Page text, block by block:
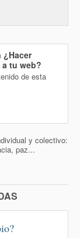
¿Hacer
a tu web?
de esta
y colectivo:
paz...